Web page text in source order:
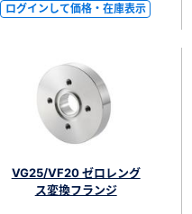
ログインして価格・在庫表示
VG25/VF20 ゼロレング
ス変換フランジ